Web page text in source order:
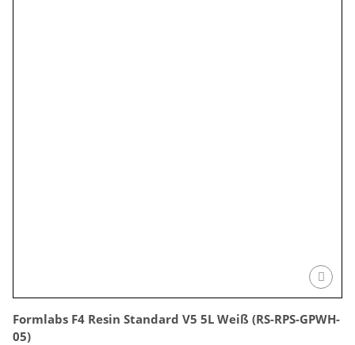
Formlabs F4 Resin Standard V5 5L Weiß (RS-RPS-GPWH-
05)